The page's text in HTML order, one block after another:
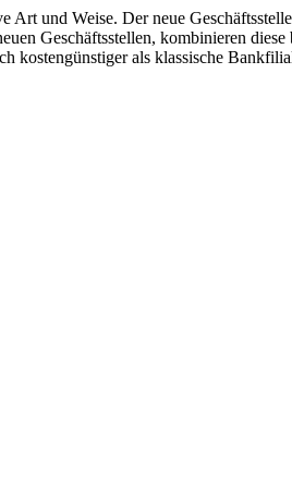
und Weise. Der neue
Geschäftsstellen, kombinieren
kostengünstiger als klassische